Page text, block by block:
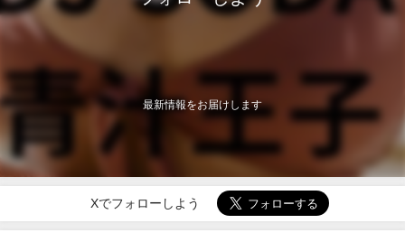
最新情報をお届けします
Xでフォローしよう